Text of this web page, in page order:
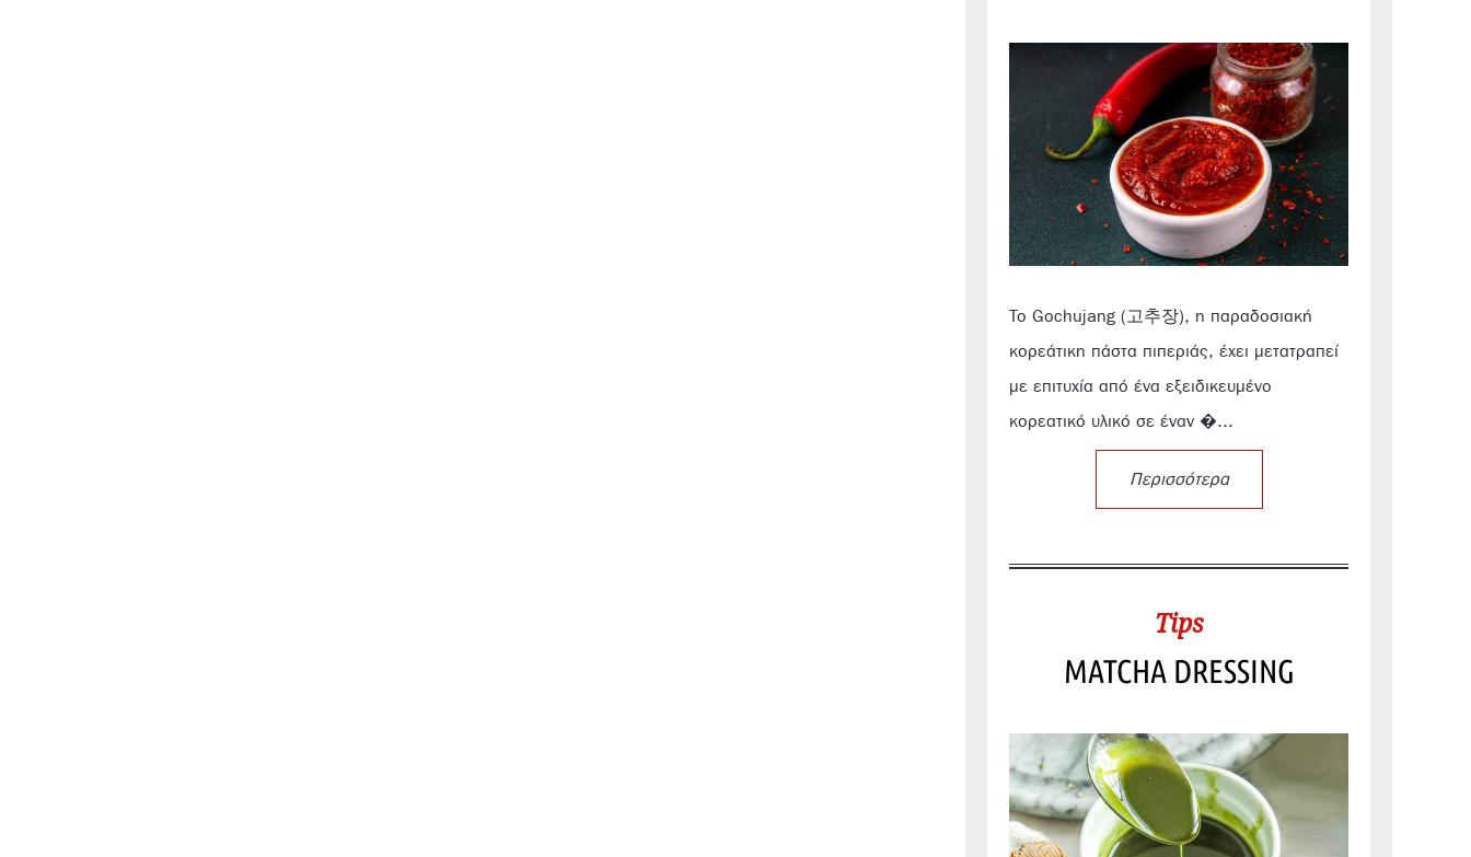
Το Gochujang (고추장), η παραδοσιακή
κορεάτικη πάστα πιπεριάς, έχει μετατραπεί
με επιτυχία από ένα εξειδικευμένο
κορεατικό υλικό σε έναν �...
Περισσότερα
Tips
MATCHA DRESSING